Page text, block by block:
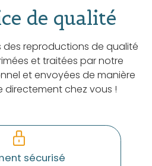
de qualité
des reproductions de qualité
et traitées par notre
et envoyées de manière
directement chez vous !
sécurisé